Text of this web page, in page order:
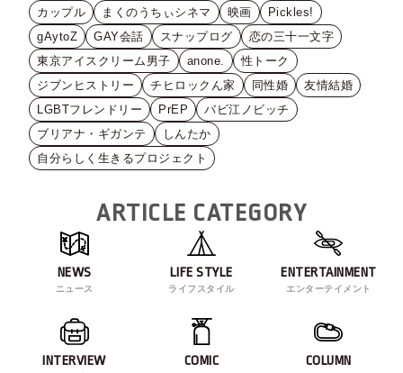
カップル
まくのうちぃシネマ 映画
Pickles!
gAytoZ
GAY会話 スナップログ
恋の三十一文字
東京アイスクリーム男子
anone.
性トーク
ジブンヒストリー
チヒロックん家 同性婚
友情結婚
LGBTフレンドリー
PrEP
バビ江ノビッチ
ブリアナ・ギガンテ
しんたか
自分らしく生きるプロジェクト
ARTICLE CATEGORY
NEWS
ニュース
LIFE STYLE
ライフスタイル
ENTERTAINMENT
エンターテイメント
INTERVIEW COMIC COLUMN